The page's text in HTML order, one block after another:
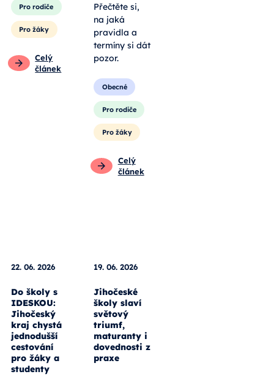
Pro rodiče
Pro žáky
Celý
článek
Přečtěte si,
na jaká
pravidla a
termíny si dát
pozor.
Obecné
Pro rodiče
Pro žáky
Celý
článek
22. 06. 2026
Do školy s
IDESKOU:
Jihočeský
kraj chystá
jednodušší
cestování
pro žáky a
studenty
19. 06. 2026
Jihočeské
školy slaví
světový
triumf,
maturanty i
dovednosti z
praxe